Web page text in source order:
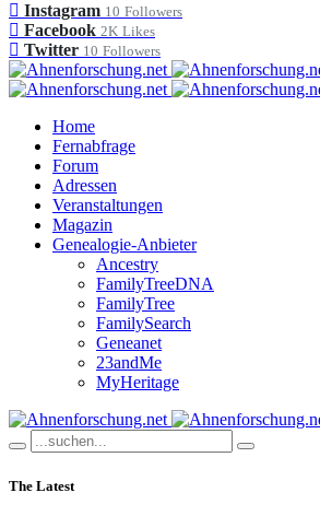
Instagram 10 Followers
Facebook 2K Likes
Twitter 10 Followers
Home
Fernabfrage
Forum
Adressen
Veranstaltungen
Magazin
Genealogie-Anbieter
Ancestry
FamilyTreeDNA
FamilyTree
FamilySearch
Geneanet
23andMe
MyHeritage
The Latest